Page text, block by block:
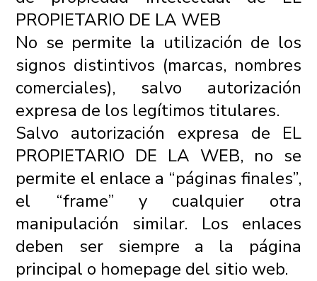
PROPIETARIO DE LA WEB
No se permite la utilización de los
signos distintivos (marcas, nombres
comerciales), salvo autorización
expresa de los legítimos titulares.
Salvo autorización expresa de EL
PROPIETARIO DE LA WEB, no se
permite el enlace a “páginas finales”,
el “frame” y cualquier otra
manipulación similar. Los enlaces
deben ser siempre a la página
principal o homepage del sitio web.